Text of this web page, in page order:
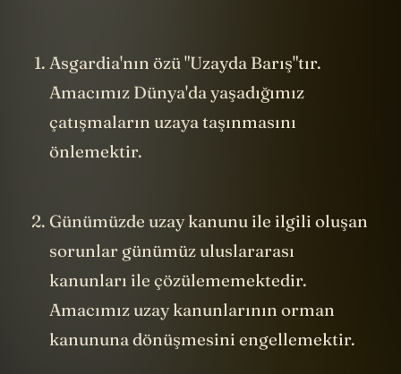
Asgardia'nın özü "Uzayda Barış"tır.
Amacımız Dünya'da yaşadığımız
çatışmaların uzaya taşınmasını
önlemektir.
Günümüzde uzay kanunu ile ilgili oluşan
sorunlar günümüz uluslararası
kanunları ile çözülememektedir.
Amacımız uzay kanunlarının orman
kanununa dönüşmesini engellemektir.